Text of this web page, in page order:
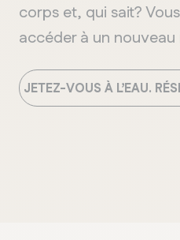
corps et, qui sait?
accéder à un
JETEZ-VOUS À L’EAU.